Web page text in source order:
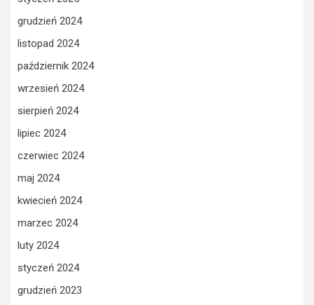
grudzień 2024
listopad 2024
październik 2024
wrzesień 2024
sierpień 2024
lipiec 2024
czerwiec 2024
maj 2024
kwiecień 2024
marzec 2024
luty 2024
styczeń 2024
grudzień 2023